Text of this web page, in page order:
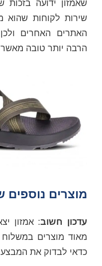
שאמזון ידועה בזכות
שירות לקוחות
האתרים האחרים
הרבה יותר טובה מאשר
מוצרים נוספים
עדכון חשוב: אמזון
כדאי לבדוק את המבצע